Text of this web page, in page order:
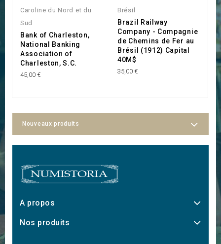
Caroline du Nord et du
Sud
Bank of Charleston,
National Banking
Association of
Charleston, S.C.
45,00 €
Brésil
Brazil Railway
Company - Compagnie
de Chemins de Fer au
Brésil (1912) Capital
40M$
35,00 €
Nouveaux produits
A propos
Nos produits